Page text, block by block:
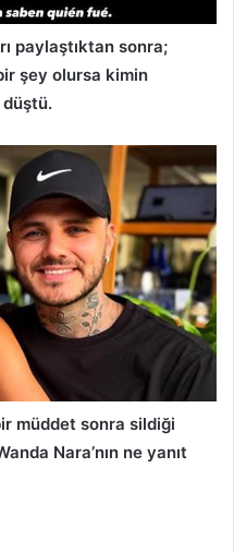
paylaştıktan sonra;
şey olursa kimin
düştü.
müddet sonra sildiği
Nara’nın ne yanıt